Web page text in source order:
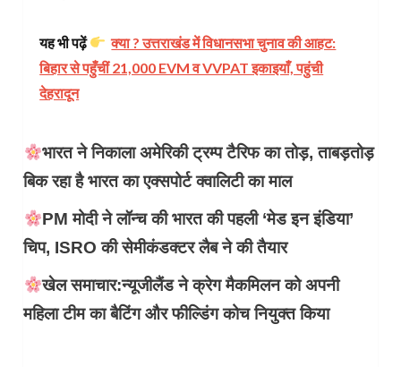
यह भी पढ़ें
क्या ? उत्तराखंड में विधानसभा चुनाव की आहट:
बिहार से पहुँचीं 21,000 EVM व VVPAT इकाइयाँ, पहुंची
देहरादून
भारत ने निकाला अमेरिकी ट्रम्प टैरिफ का तोड़, ताबड़तोड़
बिक रहा है भारत का एक्सपोर्ट क्वालिटी का माल
PM मोदी ने लॉन्च की भारत की पहली ‘मेड इन इंडिया’
चिप, ISRO की सेमीकंडक्टर लैब ने की तैयार
खेल समाचार:न्यूजीलैंड ने क्रेग मैकमिलन को अपनी
महिला टीम का बैटिंग और फील्डिंग कोच नियुक्त किया